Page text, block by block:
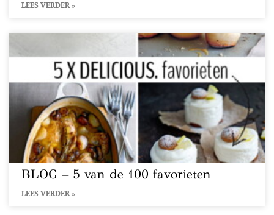
LEES VERDER »
BLOG – 5 van de 100 favorieten
LEES VERDER »